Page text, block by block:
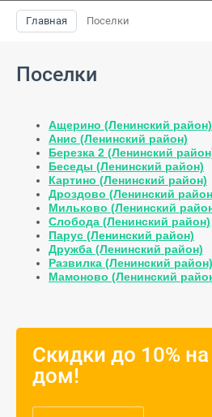
Главная Поселки
Поселки
Скидки до 10%
дом!
Ащерино (Ленинский район)
Анис (Ленинский район)
Березка 2 (Ленинский
Беседы (Ленинский район)
Картино (Ленинский район)
Дроздово (Ленинский
Мильково (Ленинский
Слобода (Ленинский район)
Парус (Ленинский район)
Дружба (Ленинский район)
Развилка (Ленинский район)
Мамоново (Ленинский